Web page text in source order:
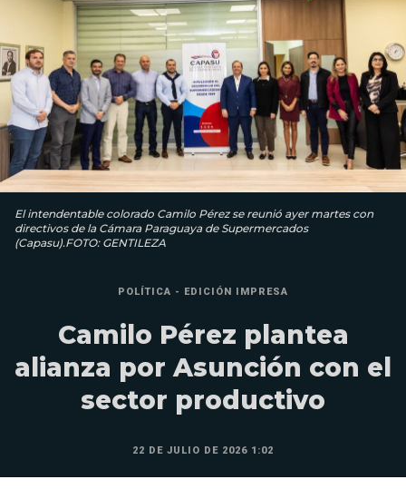
El intendentable colorado Camilo Pérez se reunió ayer martes con
directivos de la Cámara Paraguaya de Supermercados
(Capasu).FOTO: GENTILEZA
POLÍTICA - EDICIÓN IMPRESA
Camilo Pérez plantea
alianza por Asunción con el
sector productivo
22 DE JULIO DE 2026 1:02